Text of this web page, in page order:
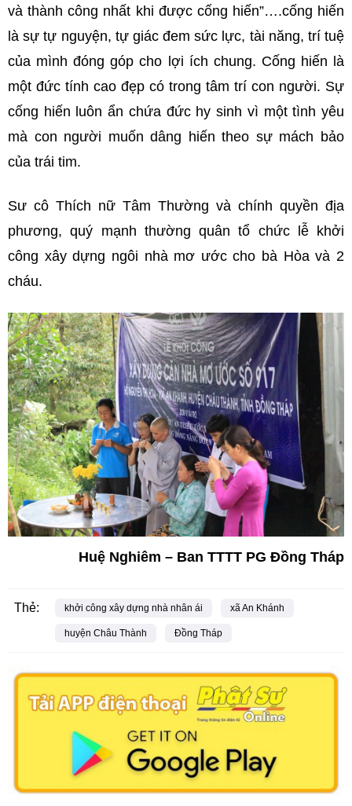
và thành công nhất khi được cống hiến”….cống hiến
là sự tự nguyện, tự giác đem sức lực, tài năng, trí tuệ
của mình đóng góp cho lợi ích chung. Cống hiến là
một đức tính cao đẹp có trong tâm trí con người. Sự
cống hiến luôn ẩn chứa đức hy sinh vì một tình yêu
mà con người muốn dâng hiến theo sự mách bảo
của trái tim.
Sư cô Thích nữ Tâm Thường và chính quyền địa
phương, quý mạnh thường quân tổ chức lễ khởi
công xây dựng ngôi nhà mơ ước cho bà Hòa và 2
cháu.
Huệ Nghiêm – Ban TTTT PG Đồng Tháp
Thẻ: khởi công xây dựng nhà nhân ái xã An Khánh
huyện Châu Thành Đồng Tháp